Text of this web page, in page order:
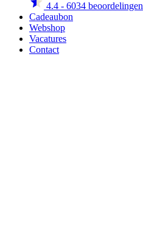
4.4 - 6034 beoordelingen
Cadeaubon
Webshop
Vacatures
Contact